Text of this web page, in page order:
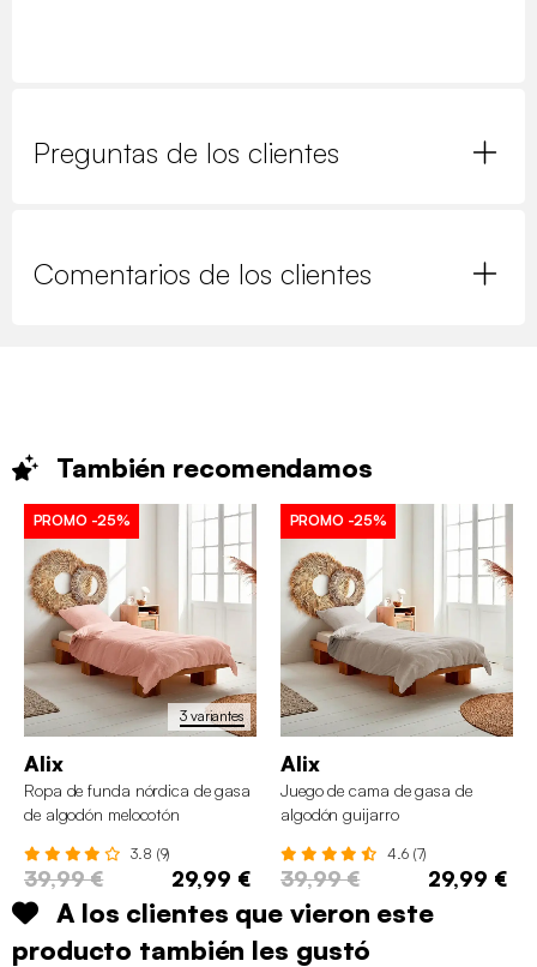
Preguntas de los clientes
Comentarios de los clientes
También recomendamos
3 variantes
PROMO -25%
Alix
Ropa de funda nórdica de gasa
de algodón melocotón
3.8 (9)
39,99 € 29,99 €
PROMO -25%
Alix
Juego de cama de gasa de
algodón guijarro
4.6 (7)
39,99 € 29,99 €
A los clientes que vieron este
producto también les gustó